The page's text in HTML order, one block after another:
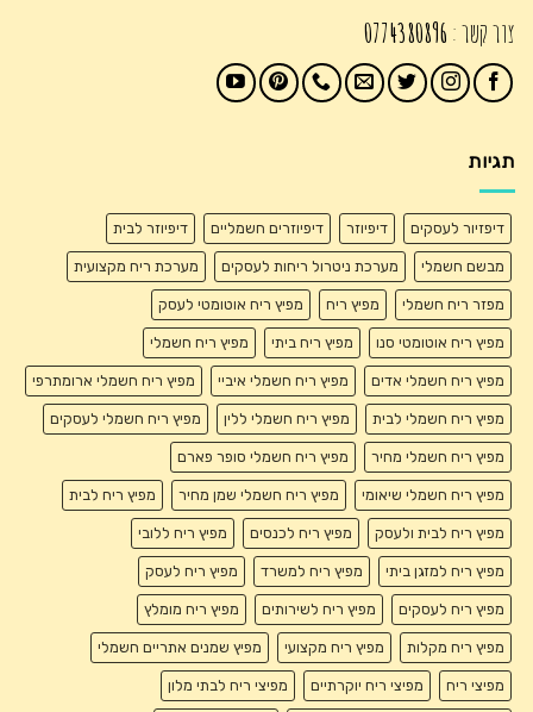
צור קשר : 0774380896
תגיות
דיפזיור לעסקים דיפיוזר דיפיוזרים חשמליים דיפיוזר לבית
מבשם חשמלי מערכת ניטרול ריחות לעסקים מערכת ריח מקצועית
מפזר ריח חשמלי מפיץ ריח מפיץ ריח אוטומטי לעסק
מפיץ ריח אוטומטי סנו מפיץ ריח ביתי מפיץ ריח חשמלי
מפיץ ריח חשמלי אדים מפיץ ריח חשמלי איביי מפיץ ריח חשמלי ארומתרפי
מפיץ ריח חשמלי לבית מפיץ ריח חשמלי ללין מפיץ ריח חשמלי לעסקים
מפיץ ריח חשמלי מחיר מפיץ ריח חשמלי סופר פארם
מפיץ ריח חשמלי שיאומי מפיץ ריח חשמלי שמן מחיר מפיץ ריח לבית
מפיץ ריח לבית ולעסק מפיץ ריח לכנסים מפיץ ריח ללובי
מפיץ ריח למזגן ביתי מפיץ ריח למשרד מפיץ ריח לעסק
מפיץ ריח לעסקים מפיץ ריח לשירותים מפיץ ריח מומלץ
מפיץ ריח מקלות מפיץ ריח מקצועי מפיץ שמנים אתריים חשמלי
מפיצי ריח מפיצי ריח יוקרתיים מפיצי ריח לבתי מלון